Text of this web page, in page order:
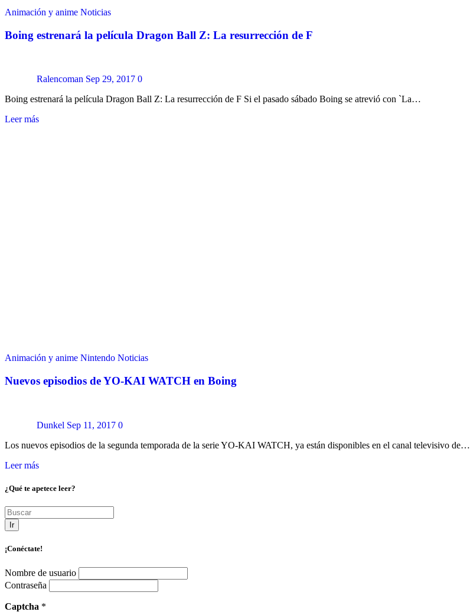
Animación y anime Noticias
Boing estrenará la película Dragon Ball Z: La resurrección de F
Ralencoman Sep 29, 2017 0
Boing estrenará la película Dragon Ball Z: La resurrección de F Si el pasado sábado Boing se atrevió con `La…
Leer más
Animación y anime Nintendo Noticias
Nuevos episodios de YO-KAI WATCH en Boing
Dunkel Sep 11, 2017 0
Los nuevos episodios de la segunda temporada de la serie YO-KAI WATCH, ya están disponibles en el canal televisivo de…
Leer más
¿Qué te apetece leer?
Ir
¡Conéctate!
Nombre de usuario
Contraseña
Captcha *